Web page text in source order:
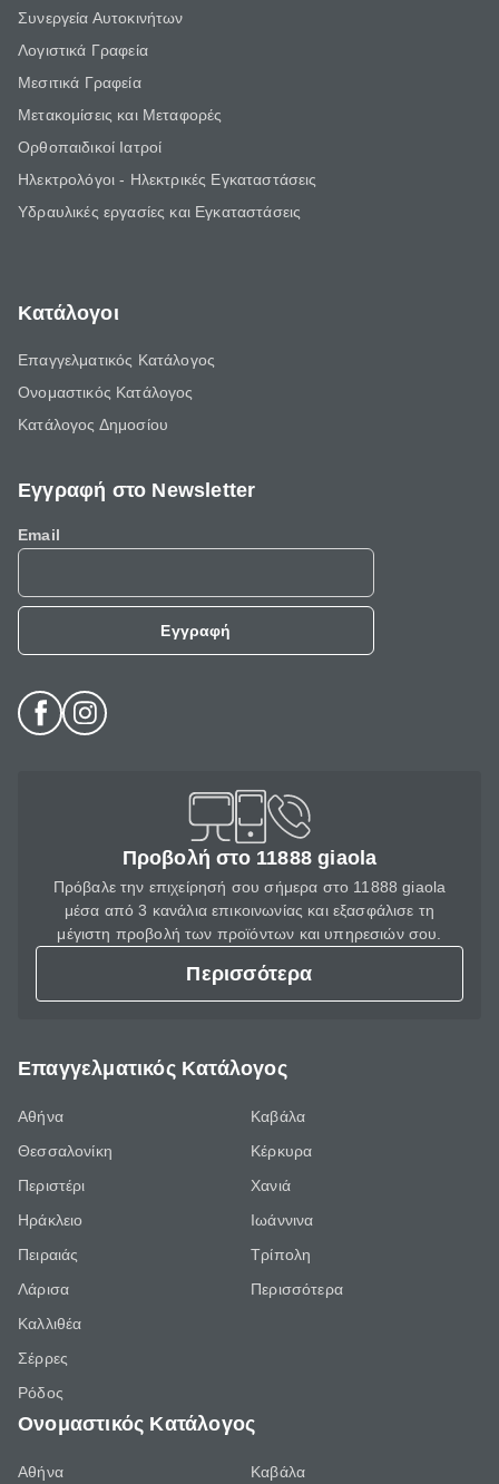
Συνεργεία Αυτοκινήτων
Λογιστικά Γραφεία
Μεσιτικά Γραφεία
Μετακομίσεις και Μεταφορές
Ορθοπαιδικοί Ιατροί
Ηλεκτρολόγοι - Ηλεκτρικές Εγκαταστάσεις
Υδραυλικές εργασίες και Εγκαταστάσεις
Κατάλογοι
Επαγγελματικός Κατάλογος
Ονομαστικός Κατάλογος
Κατάλογος Δημοσίου
Εγγραφή στο Newsletter
Email
Εγγραφή
Προβολή στο 11888 giaola
Πρόβαλε την επιχείρησή σου σήμερα στο 11888 giaola
μέσα από 3 κανάλια επικοινωνίας και εξασφάλισε τη
μέγιστη προβολή των προϊόντων και υπηρεσιών σου.
Περισσότερα
Επαγγελματικός Κατάλογος
Αθήνα
Θεσσαλονίκη
Περιστέρι
Ηράκλειο
Πειραιάς
Λάρισα
Καλλιθέα
Σέρρες
Ρόδος
Καβάλα
Κέρκυρα
Χανιά
Ιωάννινα
Τρίπολη
Περισσότερα
Ονομαστικός Κατάλογος
Αθήνα Καβάλα